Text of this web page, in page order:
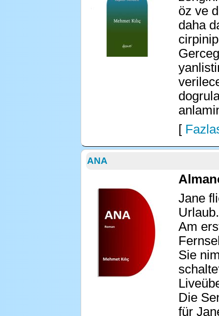
öz ve
daha
[
ANA
Jane
Urlaub.
Am
Sie
Die
für